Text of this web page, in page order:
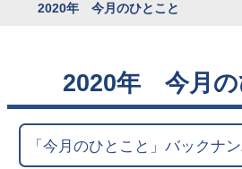
2020年 今月のひとこと
2020年 今月の
「今月のひとこと」バックナ